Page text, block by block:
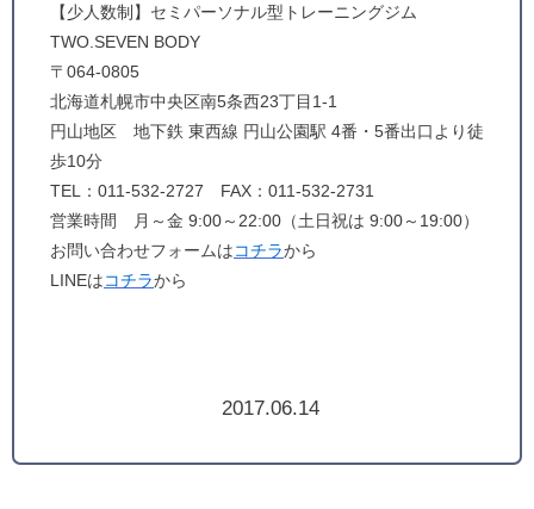
【少人数制】セミパーソナル型トレーニングジム
TWO.SEVEN BODY
〒064-0805
北海道札幌市中央区南5条西23丁目1-1
円山地区 地下鉄 東西線 円山公園駅 4番・5番出口より徒
歩10分
TEL：011-532-2727 FAX：011-532-2731
営業時間 月～金 9:00～22:00（土日祝は 9:00～19:00）
お問い合わせフォームはコチラから
LINEはコチラから
2017.06.14